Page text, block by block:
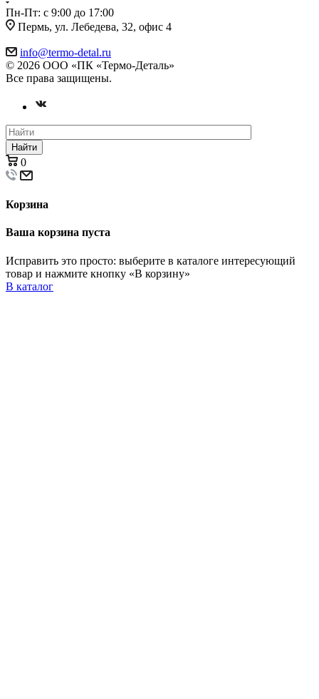
Пн-Пт: с 9:00 до 17:00
Пермь, ул. Лебедева, 32, офис 4
info@termo-detal.ru
© 2026 ООО «ПК «Термо-Деталь»
Все права защищены.
Найти
0
Корзина
Ваша корзина пуста
Исправить это просто: выберите в каталоге интересующий
товар и нажмите кнопку «В корзину»
В каталог